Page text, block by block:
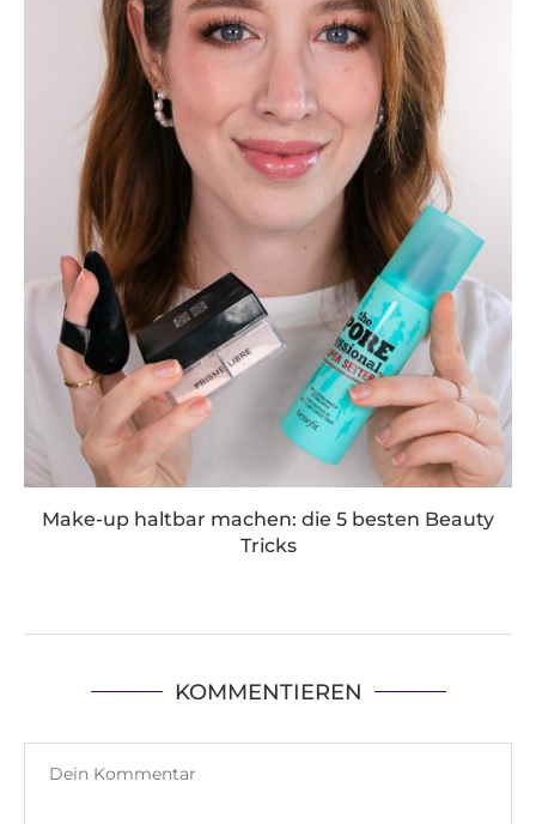
Make-up haltbar machen: die 5 besten Beauty
Tricks
KOMMENTIEREN